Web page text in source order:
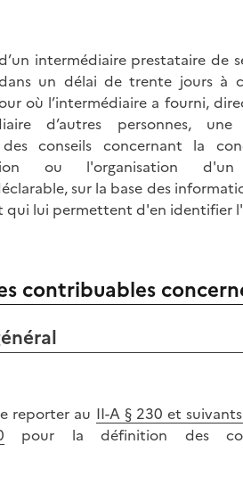
intermédiaire prestataire de
un délai de trente jours à
où l’intermédiaire a fourni,
d’autres personnes,
conseils concernant la
ou l'organisation
sur la base des
qui lui permettent d'en identifier
contribuables
reporter au II-A § 230 et
pour la définition des